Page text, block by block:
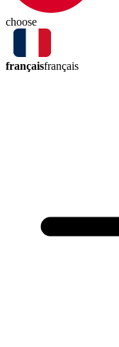
choose
françaisfrançais